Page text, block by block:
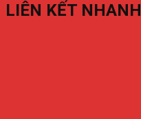
LIÊN KẾT NHANH